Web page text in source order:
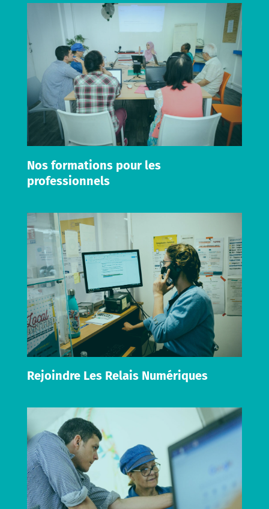
Nos formations pour les
professionnels
Rejoindre Les Relais Numériques